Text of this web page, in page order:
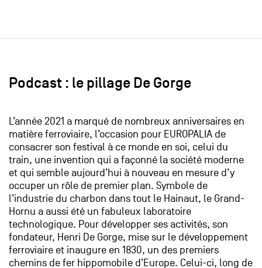
Podcast : le pillage De Gorge
L’année 2021 a marqué de nombreux anniversaires en
matière ferroviaire, l’occasion pour EUROPALIA de
consacrer son festival à ce monde en soi, celui du
train, une invention qui a façonné la société moderne
et qui semble aujourd’hui à nouveau en mesure d’y
occuper un rôle de premier plan. Symbole de
l’industrie du charbon dans tout le Hainaut, le Grand-
Hornu a aussi été un fabuleux laboratoire
technologique. Pour développer ses activités, son
fondateur, Henri De Gorge, mise sur le développement
ferroviaire et inaugure en 1830, un des premiers
chemins de fer hippomobile d’Europe. Celui-ci, long de